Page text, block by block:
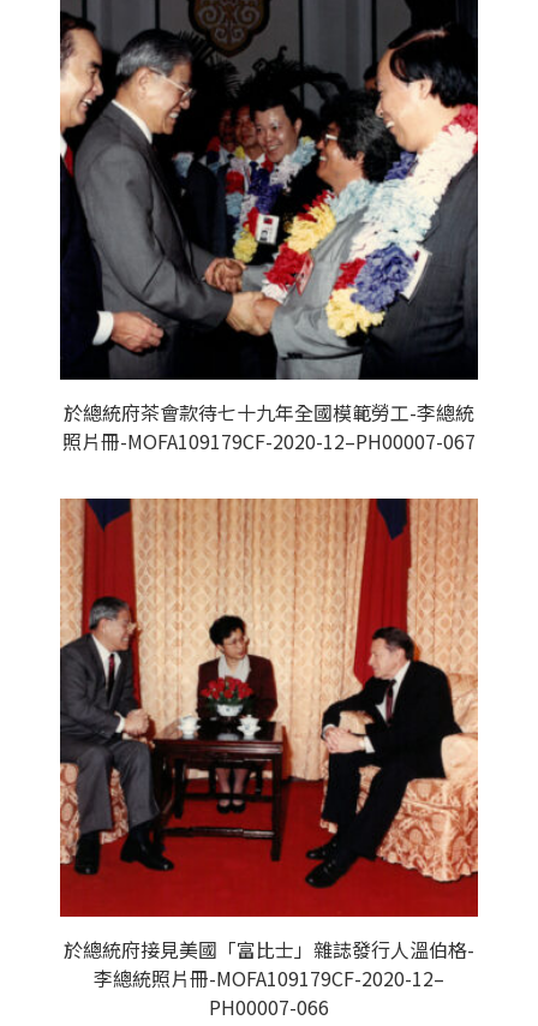
於總統府茶會款待七十九年全國模範勞工-李總統
照片冊-MOFA109179CF-2020-12–PH00007-067
於總統府接見美國「富比士」雜誌發行人溫伯格-
李總統照片冊-MOFA109179CF-2020-12–
PH00007-066